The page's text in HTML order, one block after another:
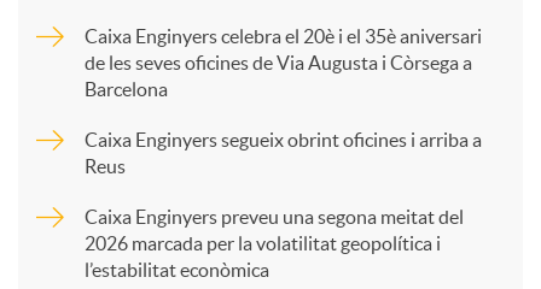
Caixa Enginyers celebra el 20è i el 35è aniversari
de les seves oficines de Via Augusta i Còrsega a
Barcelona
Caixa Enginyers segueix obrint oficines i arriba a
Reus
Caixa Enginyers preveu una segona meitat del
2026 marcada per la volatilitat geopolítica i
l’estabilitat econòmica